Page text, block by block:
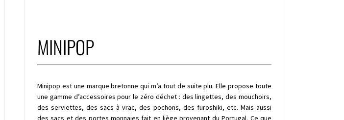
MINIPOP
Minipop est une marque bretonne qui m’a tout de suite plu. Elle propose toute
une gamme d’accessoires pour le zéro déchet : des lingettes, des mouchoirs,
des serviettes, des sacs à vrac, des pochons, des furoshiki, etc. Mais aussi
des sacs et des portes monnaies fait en liège provenant du Portugal. Ce que